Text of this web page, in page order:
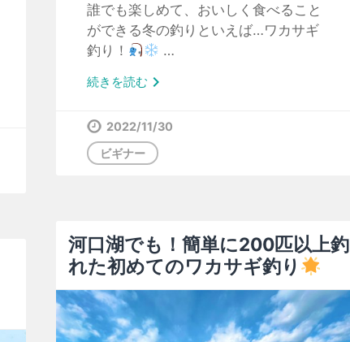
誰でも楽しめて、おいしく食べること
ができる冬の釣りといえば…ワカサギ
釣り！
…
続きを読む
2022/11/30
ビギナー
河口湖でも！簡単に200匹以上釣
れた初めてのワカサギ釣り